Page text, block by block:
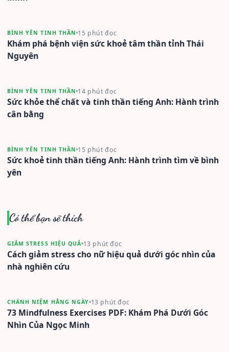
BÌNH YÊN TINH THẦN 15 phút đọc
Khám phá bệnh viện sức khoẻ tâm thần tỉnh Thái
Nguyên
BÌNH YÊN TINH THẦN 14 phút đọc
Sức khỏe thể chất và tinh thần tiếng Anh: Hành trình
cân bằng
BÌNH YÊN TINH THẦN 15 phút đọc
Sức khoẻ tinh thần tiếng Anh: Hành trình tìm về bình
yên
Có thể bạn sẽ thích
GIẢM STRESS HIỆU QUẢ 13 phút đọc
Cách giảm stress cho nữ hiệu quả dưới góc nhìn của
nhà nghiên cứu
CHÁNH NIỆM HẰNG NGÀY 13 phút đọc
73 Mindfulness Exercises PDF: Khám Phá Dưới Góc
Nhìn Của Ngọc Minh